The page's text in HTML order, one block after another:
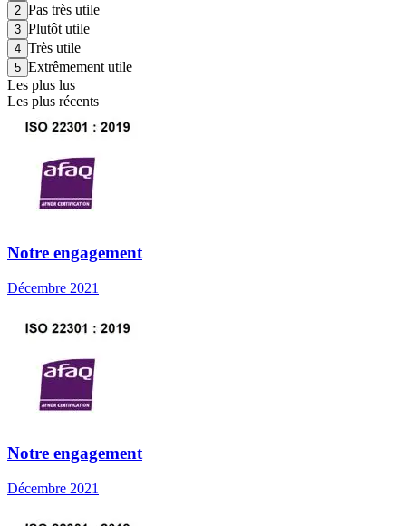
Pas très utile
Plutôt utile
Très utile
Extrêmement utile
Les plus lus
Les plus récents
Notre engagement
Décembre 2021
Notre engagement
Décembre 2021